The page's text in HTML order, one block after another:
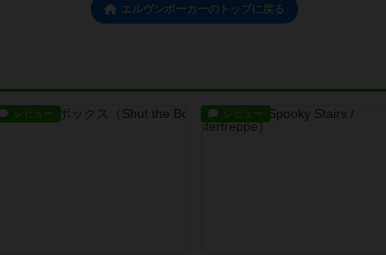
エルヴンポーカーのトップに戻る
レビュー レビュー